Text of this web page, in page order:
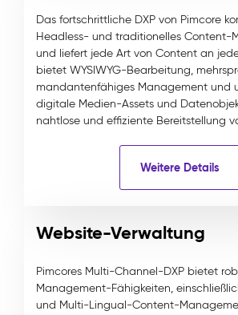
Das fortschrittliche DXP von Pimcore
Headless- und traditionelles Content-
und liefert jede Art von Content an
bietet WYSIWYG-Bearbeitung,
mandantenfähiges Management und
digitale Medien-Assets und
nahtlose und effiziente Bereitstellung
Weitere Details
Website-Verwaltung
Pimcores Multi-Channel-DXP bietet
Management-Fähigkeiten,
und Multi-Lingual-Content-